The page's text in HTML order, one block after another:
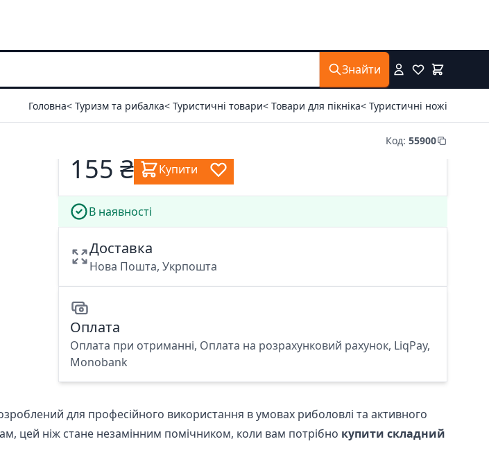
Знайти
Головна< Туризм та рибалка< Туристичні товари< Товари для пікніка< Туристичні ножі
Код: 55900
155 ₴ Купити
В наявності
Доставка
Нова Пошта, Укрпошта
Оплата
Оплата при отриманні, Оплата на розрахунковий рахунок, LiqPay,
Monobank
для професійного використання в умовах риболовлі та активного
цей ніж стане незамінним помічником, коли вам потрібно купити складний